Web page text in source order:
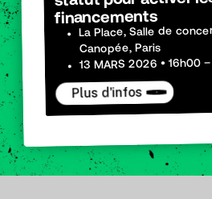
financements
La Place, Salle de
Canopée, Paris
13 MARS 2026 • 16h00
Plus d'infos